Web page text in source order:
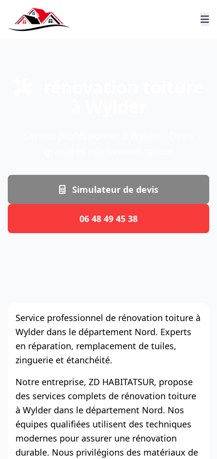
Simulateur de devis
06 48 49 45 38
Service professionnel de rénovation toiture à
Wylder dans le département Nord. Experts
en réparation, remplacement de tuiles,
zinguerie et étanchéité.
Notre entreprise, ZD HABITATSUR, propose
des services complets de rénovation toiture
à Wylder dans le département Nord. Nos
équipes qualifiées utilisent des techniques
modernes pour assurer une rénovation
durable. Nous privilégions des matériaux de